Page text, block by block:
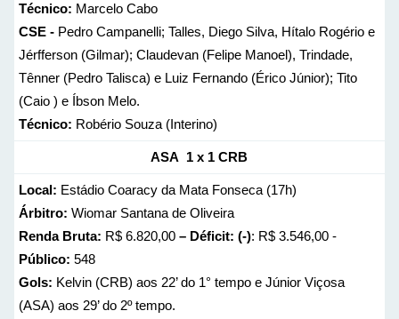
Técnico: Marcelo Cabo
CSE - Pedro Campanelli; Talles, Diego Silva, Hítalo Rogério e
Jérfferson (Gilmar); Claudevan (Felipe Manoel), Trindade,
Tênner (Pedro Talisca) e Luiz Fernando (Érico Júnior); Tito
(Caio ) e Íbson Melo.
Técnico: Robério Souza (Interino)
ASA 1 x 1 CRB
Local: Estádio Coaracy da Mata Fonseca (17h)
Árbitro: Wiomar Santana de Oliveira
Renda Bruta: R$ 6.820,00 – Déficit: (-): R$ 3.546,00 -
Público: 548
Gols: Kelvin (CRB) aos 22’ do 1° tempo e Júnior Viçosa
(ASA) aos 29’ do 2º tempo.